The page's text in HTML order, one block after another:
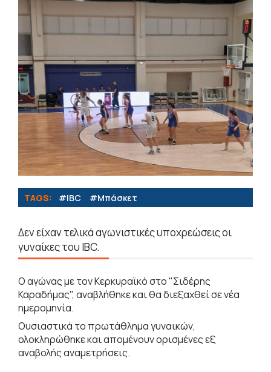
TAGS: #IBC #Μπάσκετ
Δεν είχαν τελικά αγωνιστικές υποχρεώσεις οι
γυναίκες του IBC.
Ο αγώνας με τον Κερκυραϊκό στο "Σιδέρης
Καραδήμας", αναβλήθηκε και θα διεξαχθεί σε νέα
ημερομηνία.
Ουσιαστικά το πρωτάθλημα γυναικών,
ολοκληρώθηκε και απομένουν ορισμένες εξ
αναβολής αναμετρήσεις.